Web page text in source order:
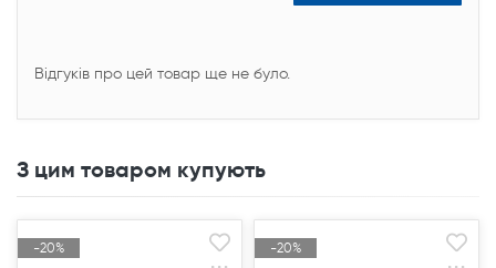
Відгуків про цей товар ще не було.
З цим товаром купують
-20%
-20% -20%
-20%